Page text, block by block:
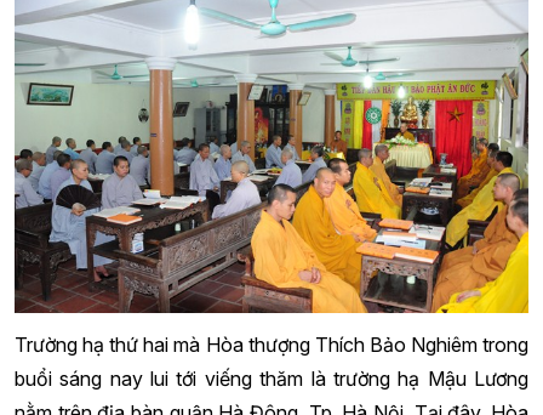
Trường hạ thứ hai mà Hòa thượng Thích Bảo Nghiêm trong
buổi sáng nay lui tới viếng thăm là trường hạ Mậu Lương